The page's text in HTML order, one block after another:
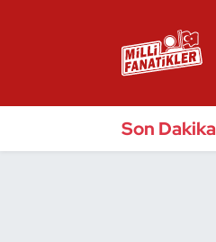
Son Dakika